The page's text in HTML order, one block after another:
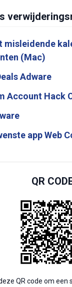
misleidende
(Mac)
Adware
Account Hack
app Web
QR
QR code om een